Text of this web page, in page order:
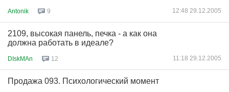
Antonik 9 12:48 29.12.2005
2109, высокая панель, печка - а как она
должна работать в идеале?
DIskMAn 12 11:18 29.12.2005
Продажа 093. Психологический момент